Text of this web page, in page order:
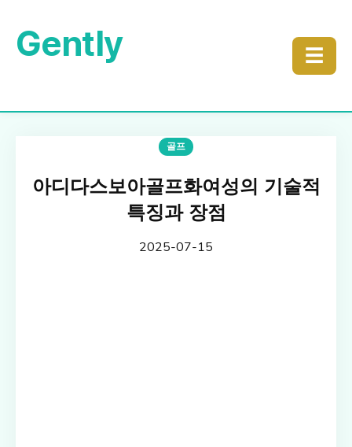
Gently ☰
골프
아디다스보아골프화여성의 기술적
특징과 장점
2025-07-15